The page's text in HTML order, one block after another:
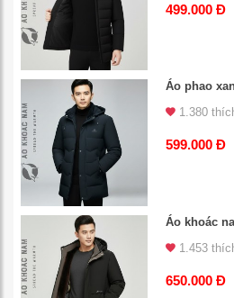
499.000 Đ
Áo phao
1.380
599.000 Đ
Áo khoác
1.453
650.000 Đ